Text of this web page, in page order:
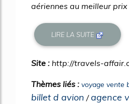
aériennes au meilleur
LIRE LA SUITE
Site : http://travels-
Thèmes liés : voyage vente
billet d avion /agence